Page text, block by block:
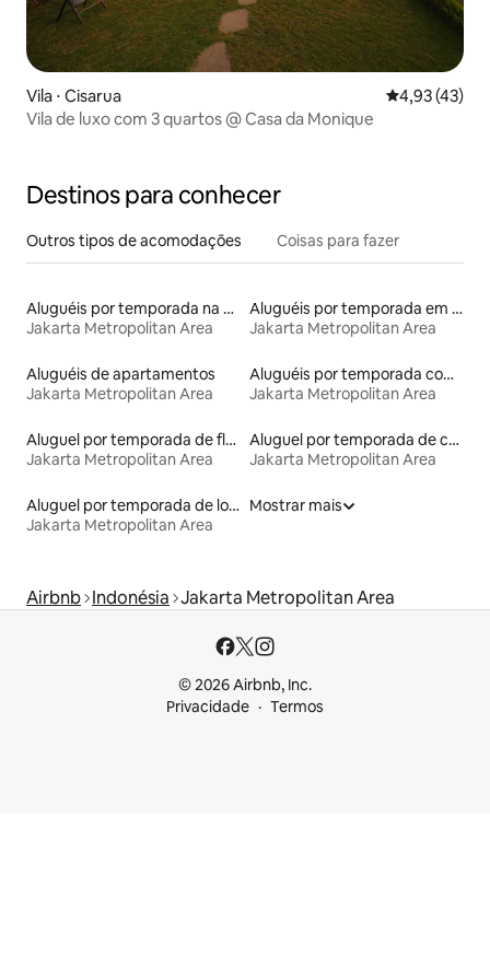
Vila ⋅ Cisarua 4,93 de uma
4,93 (43)
Vila de luxo com 3 quartos @ Casa da Monique
Destinos para conhecer
Outros tipos de acomodações Coisas para fazer
Aluguéis por temporada na orla
Jakarta Metropolitan Area
Aluguéis por temporada em hotéis-fazenda
Jakarta Metropolitan Area
Aluguéis de apartamentos
Jakarta Metropolitan Area
Aluguéis por temporada com sauna
Jakarta Metropolitan Area
Aluguel por temporada de flats
Jakarta Metropolitan Area
Aluguel por temporada de casas de hóspedes
Jakarta Metropolitan Area
Aluguel por temporada de lofts
Jakarta Metropolitan Area
Mostrar mais
Airbnb Indonésia Jakarta Metropolitan Area
© 2026 Airbnb, Inc.
Privacidade
Termos